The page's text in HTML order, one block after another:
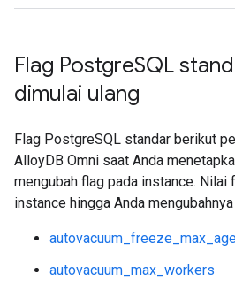
Flag PostgreSQL
dimulai ulang
Flag PostgreSQL standar berikut
AlloyDB Omni saat Anda
mengubah flag pada instance. Nilai
instance hingga Anda
autovacuum_max_workers